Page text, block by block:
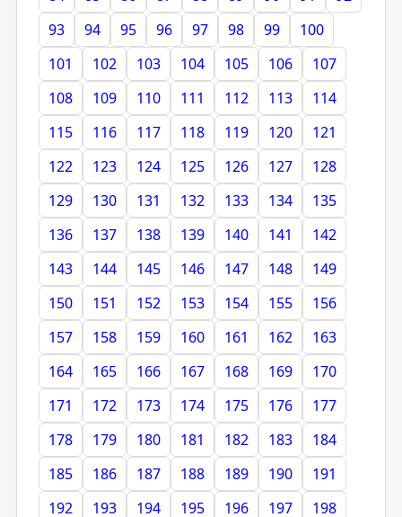
93
94 95 96 97 98 99
100
101
102 103 104 105 106
107
108
109 110 111 112 113
114
115
116 117 118 119 120
121
122
123 124 125 126 127
128
129
130 131 132 133 134
135
136
137 138 139 140 141
142
143
144 145 146 147 148
149
150
151 152 153 154 155
156
157
158 159 160 161 162
163
164
165 166 167 168 169
170
171
172 173 174 175 176
177
178
179 180 181 182 183
184
185
186 187 188 189 190
191
192
193 194 195 196 197
198